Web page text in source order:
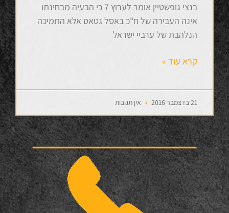
בנצי גופשטיין אומר לערוץ 7 כי הבעיה מבחינתו
אינה העבירה של ח"כ באסל גטאס אלא התמיכה
הנלהבת של ערביי ישראל
קרא עוד »
21 בדצמבר 2016 אין תגובות